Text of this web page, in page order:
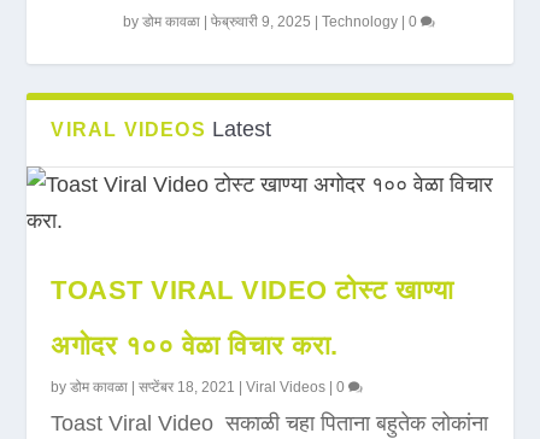
byडोम कावळा |फेब्रुवारी 9, 2025 |Technology |0
VIRAL VIDEOS Latest
TOAST VIRAL VIDEO टोस्ट खाण्या
अगोदर १०० वेळा विचार करा.
byडोम कावळा |सप्टेंबर 18, 2021 |Viral Videos |0
Toast Viral Video सकाळी चहा पिताना बहुतेक लोकांना